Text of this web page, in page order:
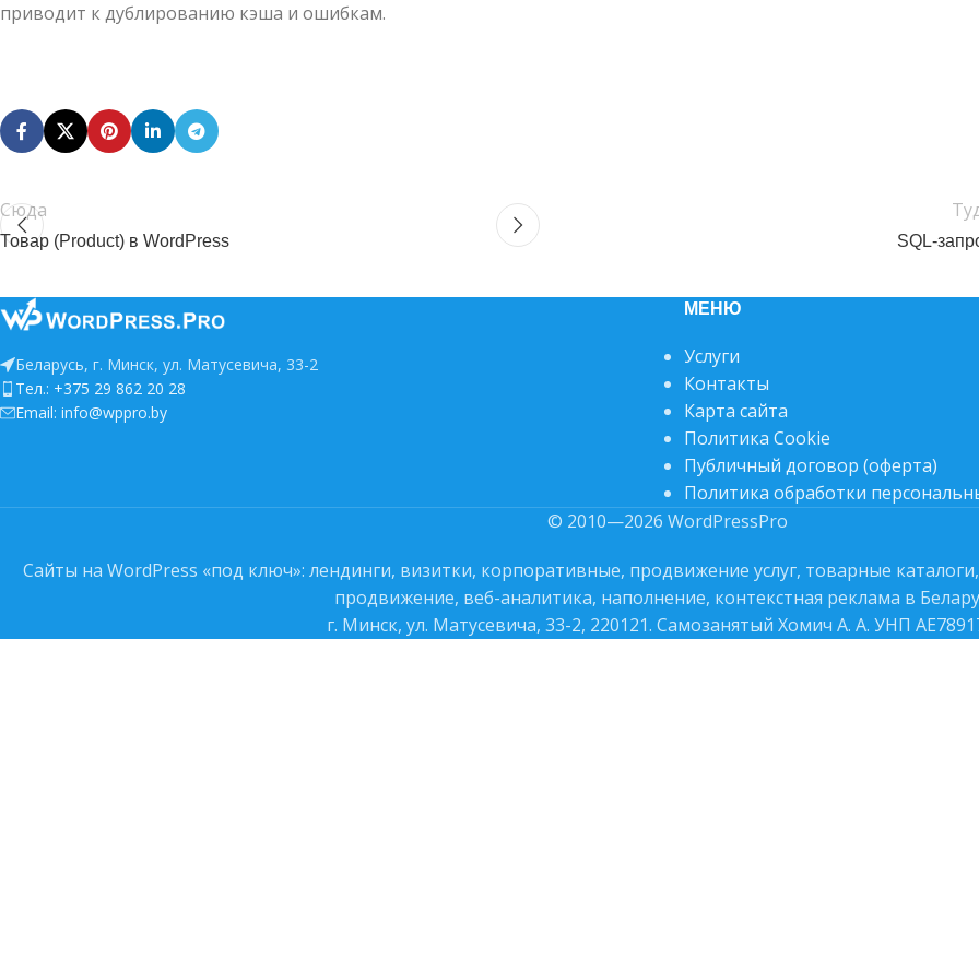
приводит к дублированию кэша и ошибкам.
Сюда
Товар (Product) в WordPress SQL-
Беларусь, г. Минск, ул. Матусевича, 33-2
Тел.: +375 29 862 20 28
Email: info@wppro.by
МЕНЮ
Услуги
Контакты
Карта сайта
Политика Cookie
Публичный договор (оферта)
Политика обработки
© 2010—2026 WordPressPro
Сайты на WordPress «под ключ»: лендинги, визитки, корпоративные, продвижение услуг, товарные
продвижение, веб-аналитика, наполнение, контекстная реклама в
г. Минск, ул. Матусевича, 33-2, 220121. Самозанятый Хомич А. А. УНП